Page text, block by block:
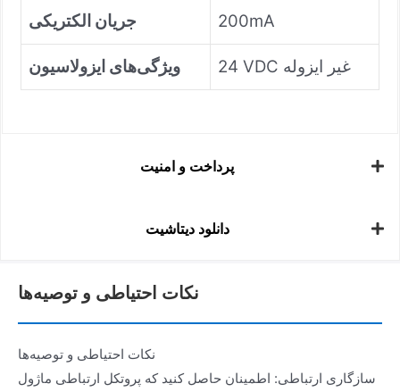
جریان الکتریکی 200mA
ویژگی‌های ایزولاسیون 24 VDC غیر ایزوله
پرداخت و امنیت
دانلود دیتاشیت
نکات احتیاطی و توصیه‌ها
نکات احتیاطی و توصیه‌ها
سازگاری ارتباطی: اطمینان حاصل کنید که پروتکل ارتباطی ماژول